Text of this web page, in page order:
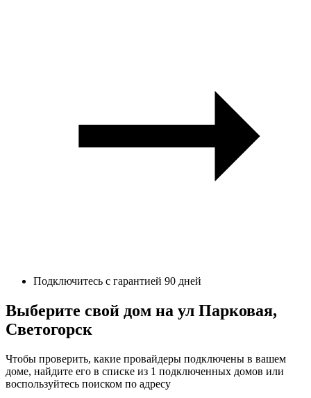
Подключитесь с гарантией 90 дней
Выберите свой дом на ул Парковая,
Светогорск
Чтобы проверить, какие провайдеры подключены в вашем
доме, найдите его в списке из 1 подключенных домов или
воспользуйтесь поиском по адресу